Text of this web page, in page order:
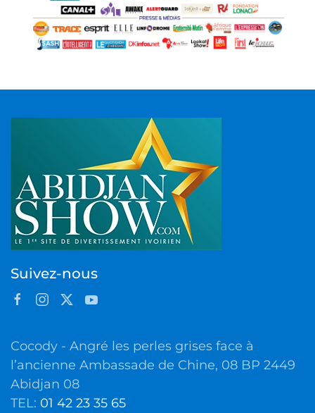
Suivez-nous
Cocody - Angré les perles grises face à
l’ancienne Ambassade de Chine, 08 BP 2449
Abidjan 08
TEL: 01 42 23 35 65